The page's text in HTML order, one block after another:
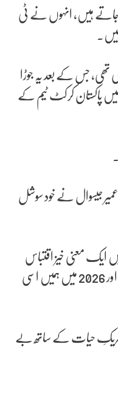
جاتے ہیں، انہوں نے ٹی
کی تھی، جس کے بعد یہ جوڑا
تقریبات میں ایک ساتھ نظر آیا تاہم دونوں کے درمیان تقریباً ایک سال تک خاموشی کے بعد جنوری 2024 میں پاکستان کرکٹ ٹیم کے
جیسوال نے خود سوشل
ایک معنی خیز اقتباس
شیئر کیا جس میں لکھا کہ معذرت، اگر آپ اپنے پارٹنر کے ساتھ دھوکا کرتے ہیں تو آپ ہمارے ساتھ نہیں رہ سکتے اور 2026 میں ہمیں اسی
شریکِ حیات کے ساتھ بے